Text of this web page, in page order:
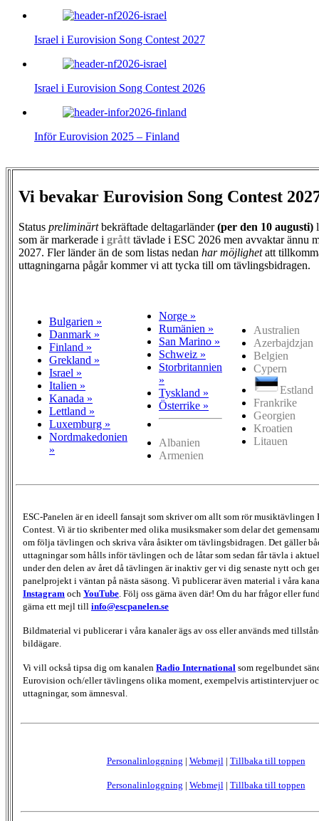
Israel i Eurovision Song Contest 2027
Israel i Eurovision Song Contest 2026
Inför Eurovision 2025 – Finland
Vi bevakar Eurovision Song Contest
Status preliminärtbekräftade deltagarländer(per den 10 augusti)
som är markerade i grått tävlade i ESC 2026 men avvaktar ännu
2027. Fler länder än de som listas nedan har möjlighetatt
uttagningarna pågår kommer vi att tycka till om tävlingsbidragen.
Bulgarien »
Danmark »
Finland »
Grekland »
Israel »
Italien »
Kanada »
Lettland »
Luxemburg »
Nordmakedonien
»
Norge »
Rumänien »
San Marino »
Schweiz »
Storbritannien
»
Tyskland »
Österrike »
Albanien
Armenien
Australien
Azerbajdzjan
Belgien
Cypern
Estland
Frankrike
Georgien
Kroatien
Litauen
ESC-Panelen är en ideell fansajt som skriver om allt som rör musiktävlingen
Contest. Vi är tio skribenter med olika musiksmaker som delar det
om följa tävlingen och skriva våra åsikter om tävlingsbidragen. Det gäller
uttagningar som hålls inför tävlingen och de låtar som sedan får tävla i
under den delen av året då tävlingen är inaktiv ger vi dig senaste nytt och
panelprojekt i väntan på nästa säsong. Vi publicerar även material i våra
Instagram och YouTube. Följ oss gärna även där! Om du har frågor eller
gärna ett mejl till info@escpanelen.se
Bildmaterial vi publicerar i våra kanaler ägs av oss eller används med
bildägare.
Vi vill också tipsa dig om kanalen Radio International som regelbundet
Eurovision och/eller tävlingens olika moment, exempelvis artistintervjuer
uttagningar, som ämnesval.
Personalinloggning | Webmejl| Tillbaka till toppen
Personalinloggning | Webmejl| Tillbaka till toppen